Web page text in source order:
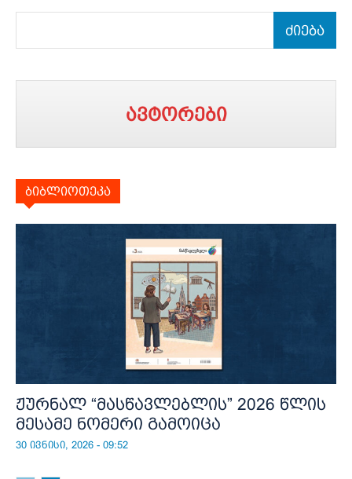
ძიება
ავტორები
ბიბლიოთეკა
ჟურნალ “მასწავლებლის” 2026 წლის
მესამე ნომერი გამოიცა
30 ივნისი, 2026 - 09:52